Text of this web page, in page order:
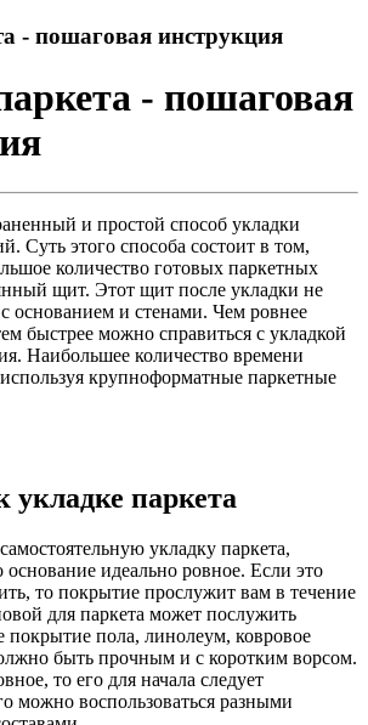
- пошаговая инструкция
- пошаговая
и простой способ укладки
Суть этого способа состоит в том,
количество готовых паркетных
щит. Этот щит после укладки не
основанием и стенами. Чем ровнее
быстрее можно справиться с укладкой
Наибольшее количество времени
крупноформатные паркетные
укладке паркета
укладку паркета,
основание идеально ровное. Если это
то покрытие прослужит вам в течение
для паркета может послужить
покрытие пола, линолеум, ковровое
быть прочным и с коротким ворсом.
то его для начала следует
можно воспользоваться разными